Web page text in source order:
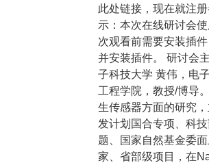
此处链接，现在就注
示：本次在线研讨会
次观看前需要安装插
并安装插件。 研讨会
子科技大学 黄伟，电
工程学院，教授/博导
生传感器方面的研究
发计划国合专项、科
题、国家自然基金委
家、省部级项目，在